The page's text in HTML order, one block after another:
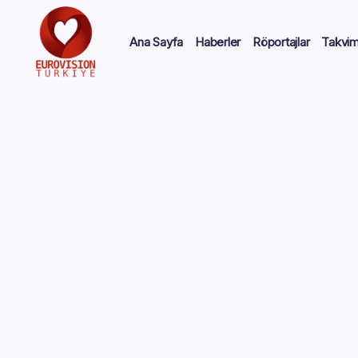
Ana Sayfa Haberler Röportajlar